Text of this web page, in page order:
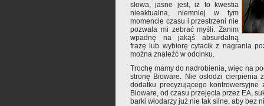
słowa, jasne jest, iż to kwestia
nieaktualna, niemniej w tym
momencie czasu i przestrzeni nie
pozwala mi zebrać myśli. Zanim
wpadnę na jakąś absurdalną
frazę lub wybiorę cytacik z nagrania
można znaleźć w odcinku.
Trochę mamy do nadrobienia, więc na
stronę Bioware. Nie osłodzi cierpienia
dodatku precyzującego kontrowersyjne
Bioware, od czasu przejęcia przez EA,
barki włodarzy już nie tak silne, aby bez